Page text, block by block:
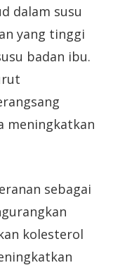
dalam susu
yang tinggi
badan ibu.
meningkatkan
sebagai
kolesterol